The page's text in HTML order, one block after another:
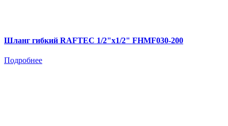
Шланг гибкий RAFTEC 1/2"х1/2" FHMF030-200
Подробнее